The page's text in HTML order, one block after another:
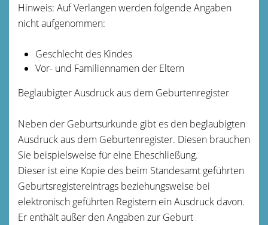
Hinweis: Auf Verlangen werden folgende Angaben
nicht aufgenommen:
Geschlecht des Kindes
Vor- und Familiennamen der Eltern
Beglaubigter Ausdruck aus dem Geburtenregister
Neben der Geburtsurkunde gibt es den beglaubigten
Ausdruck aus dem Geburtenregister. Diesen brauchen
Sie beispielsweise für eine Eheschließung.
Dieser ist eine Kopie des beim Standesamt geführten
Geburtsregistereintrags beziehungsweise bei
elektronisch geführten Registern ein Ausdruck davon.
Er enthält außer den Angaben zur Geburt